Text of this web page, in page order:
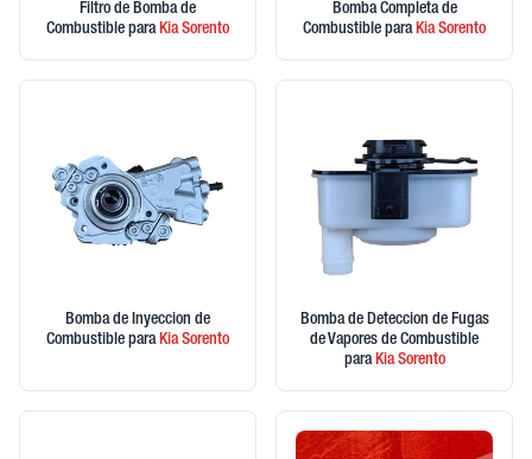
Filtro de Bomba de
Combustible paraKiaSorento
Bomba Completa de
Combustible paraKiaSorento
Bomba de Inyeccion de
Combustible paraKiaSorento
Bomba de Deteccion de Fugas
de Vapores de Combustible
paraKiaSorento